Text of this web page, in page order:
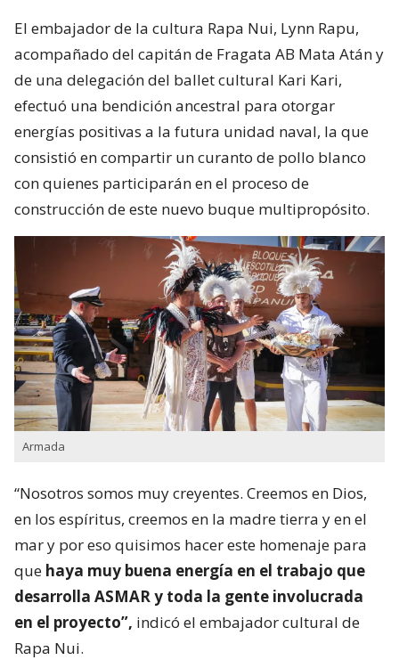
El embajador de la cultura Rapa Nui, Lynn Rapu,
acompañado del capitán de Fragata AB Mata Atán y
de una delegación del ballet cultural Kari Kari,
efectuó una bendición ancestral para otorgar
energías positivas a la futura unidad naval, la que
consistió en compartir un curanto de pollo blanco
con quienes participarán en el proceso de
construcción de este nuevo buque multipropósito.
Armada
“Nosotros somos muy creyentes. Creemos en Dios,
en los espíritus, creemos en la madre tierra y en el
mar y por eso quisimos hacer este homenaje para
que haya muy buena energía en el trabajo que
desarrolla ASMAR y toda la gente involucrada
en el proyecto”, indicó el embajador cultural de
Rapa Nui.